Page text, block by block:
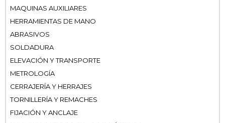
MAQUINAS AUXILIARES
HERRAMIENTAS DE MANO
ABRASIVOS
SOLDADURA
ELEVACIÓN Y TRANSPORTE
METROLOGÍA
CERRAJERÍA Y HERRAJES
TORNILLERÍA Y REMACHES
FIJACIÓN Y ANCLAJE